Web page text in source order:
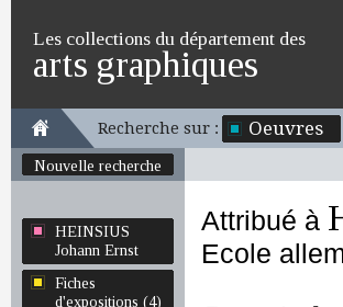
Les collections du département des
arts graphiques
Recherche sur : Oeuvres
Nouvelle recherche
HEINSIUS
Johann Ernst
Fiches
d'expositions (4)
Attribué à
Ecole